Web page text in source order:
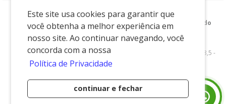
Este site usa cookies para garantir que
você obtenha a melhor experiência em
nosso site. Ao continuar navegando, você
concorda com a nossa
Política de Privacidade
continuar e fechar
Preços e condições exclusivos para o
www.xingoembalagens.com.br e para o televendas, podendo
sofrer alterações sem prévia notiﬁcação.
Xingó Embalagens|62.438.429/0001-12|
www.xingoembalagens.com.br| Rodovia Prefeito Aziz Lian, Km 28,5 -
s/n - Borda da Mata - Jaguariúna/SP - 13916-875 - E-mail:
Desenvolvido por